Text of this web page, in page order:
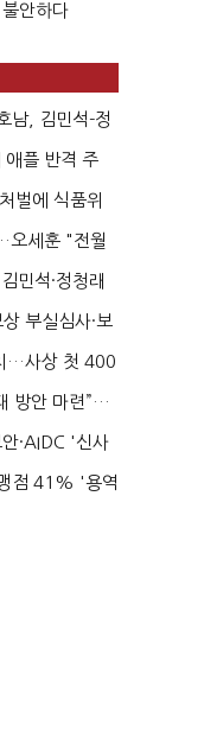
불안하다
남, 김민석-정
애플 반격 주
벌에 식품위
오세훈 "전월
민석·정청래
부실심사·보
…사상 첫 400
방안 마련”…
·AIDC '신사
점 41% '용역